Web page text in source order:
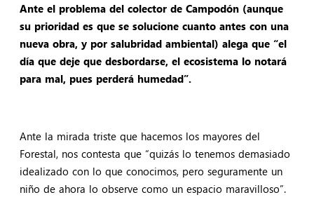
Ante el problema del colector de Campodón (aunque
su prioridad es que se solucione cuanto antes con una
nueva obra, y por salubridad ambiental) alega que “el
día que deje que desbordarse, el ecosistema lo notará
para mal, pues perderá humedad”.
Ante la mirada triste que hacemos los mayores del
Forestal, nos contesta que “quizás lo tenemos demasiado
idealizado con lo que conocimos, pero seguramente un
niño de ahora lo observe como un espacio maravilloso”.